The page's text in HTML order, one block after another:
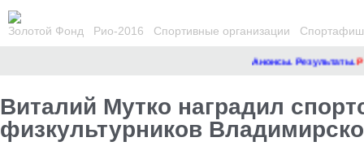
Золотой Фонд Рио-2016 Спортивные организации
Анонсы. Результаты.
Виталий Мутко наградил
физкультурников